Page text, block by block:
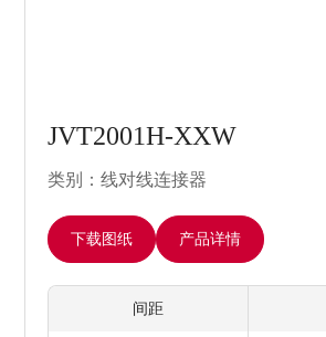
JVT2001H-XXW
类别：线对线连接器
下载图纸 产品详情
间距